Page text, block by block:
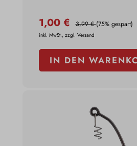
1,00 € 3,99 €(75% gespart)
inkl. MwSt., zzgl. Versand
IN DEN